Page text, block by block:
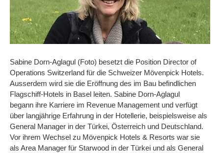
Sabine Dorn-Aglagul (Foto) besetzt die Position Director of
Operations Switzerland für die Schweizer Mövenpick Hotels.
Ausserdem wird sie die Eröffnung des im Bau befindlichen
Flagschiff-Hotels in Basel leiten. Sabine Dorn-Aglagul
begann ihre Karriere im Revenue Management und verfügt
über langjährige Erfahrung in der Hotellerie, beispielsweise als
General Manager in der Türkei, Österreich und Deutschland.
Vor ihrem Wechsel zu Mövenpick Hotels & Resorts war sie
als Area Manager für Starwood in der Türkei und als General